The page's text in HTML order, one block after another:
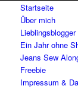
Startseite
Über mich
Ein Jahr ohne
Jeans Sew
Freebie
Impressum &